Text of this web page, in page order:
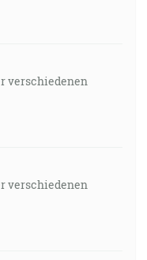
verschiedenen
verschiedenen